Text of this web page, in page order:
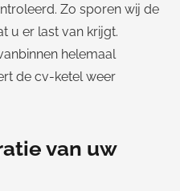
Zo sporen wij de
u er last van krijgt.
helemaal
de cv-ketel weer
van uw